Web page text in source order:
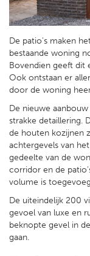
De patio's maken
bestaande woning
Bovendien geeft dit
Ook ontstaan er
door de woning
De nieuwe
strakke detaillering.
de houten kozijnen
achtergevels van
gedeelte van de
corridor en de
volume is
De uiteindelijk 200
gevoel van luxe en
beknopte gevel in
gaan.